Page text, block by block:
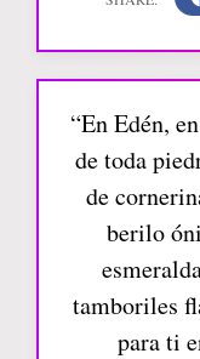
“En Edén,
de toda
de
berilo
tamboriles
para ti